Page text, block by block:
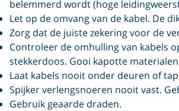
belemmerd wordt (hoge
Let op de omvang van de kabel. De
Zorg dat de juiste zekering voor de
Controleer de omhulling van kabels
stekkerdoos. Gooi kapotte
Laat kabels nooit onder deuren of
Spijker verlengsnoeren nooit vast.
Gebruik geaarde draden.